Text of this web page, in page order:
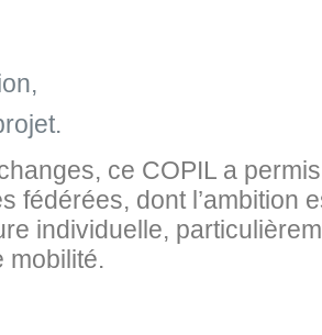
ce COPIL a
dont l’ambition
individuelle,
mobilité.